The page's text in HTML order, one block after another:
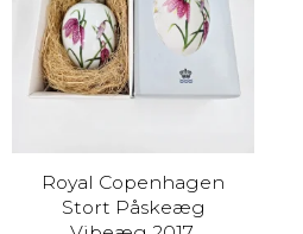
Royal Copenhagen
Stort Påskeæg